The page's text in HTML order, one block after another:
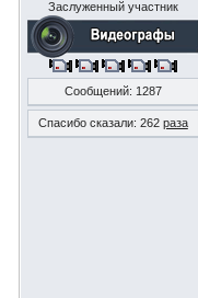
Заслуженный участник
Сообщений: 1287
Спасибо сказали: 262 раза